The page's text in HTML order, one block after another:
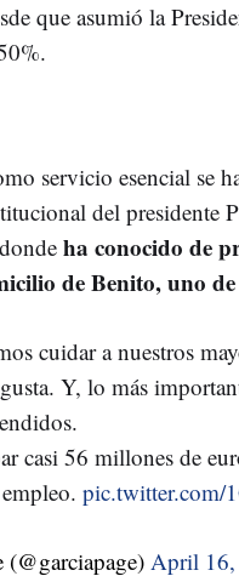
que asumió la
servicio esencial se
del presidente
ha conocido de
de Benito, uno de
cuidar a nuestros
Y, lo más
casi 56 millones de
pic.twitter.com/
April 16,